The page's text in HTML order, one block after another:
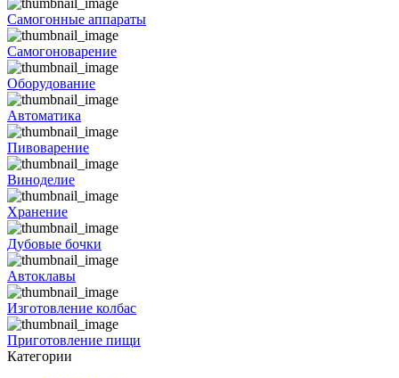
Самогонные аппараты
Самогоноварение
Оборудование
Автоматика
Пивоварение
Виноделие
Хранение
Дубовые бочки
Автоклавы
Изготовление колбас
Приготовление пищи
Категории